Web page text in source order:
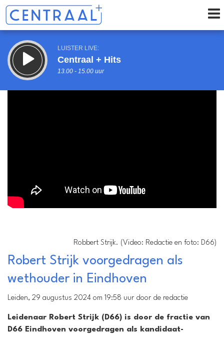
LUISTER LIVE:
Centraal + Hits
13.00 - 15.00 uur
Robbert Strijk. (Video: Redactie en foto: D66)
Robert Strijk voorgedragen als
wethouder in Eindhoven
Leiden, 29 augustus 2024 om 19:58 uur door de redactie
Leidenaar Robert Strijk (D66) is door de fractie van
D66 Eindhoven voorgedragen als kandidaat-